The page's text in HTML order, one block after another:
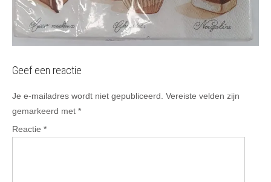
Geef een reactie
Je e-mailadres wordt niet gepubliceerd. Vereiste velden zijn
gemarkeerd met *
Reactie *